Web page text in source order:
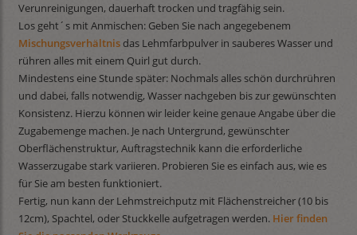
Verunreinigungen, dauerhaft trocken und tragfähig sein.
Los geht´s mit Anmischen: Geben Sie nach angegebenem
Mischungsverhältnis das Lehmfarbpulver in sauberes Wasser und
rühren alles mit einem Quirl gut durch.
Mindestens eine Stunde später: Nochmals alles schön durchrühren
und dabei, falls notwendig, Wasser nachgeben bis zur gewünschten
Konsistenz. Hierzu können wir leider keine genaue Angabe über die
Zugabemenge machen. Je nach Untergrund, gewünschter
Oberflächenstruktur, Auftragstechnik kann die erforderliche
Wasserzugabe stark variieren. Probieren Sie es einfach aus, wie es
für Sie am besten funktioniert.
Fertig, nun kann der Lehmstreichputz mit Flächenstreicher (10 bis
12cm), Spachtel, oder Stuckkelle aufgetragen werden. Hier finden